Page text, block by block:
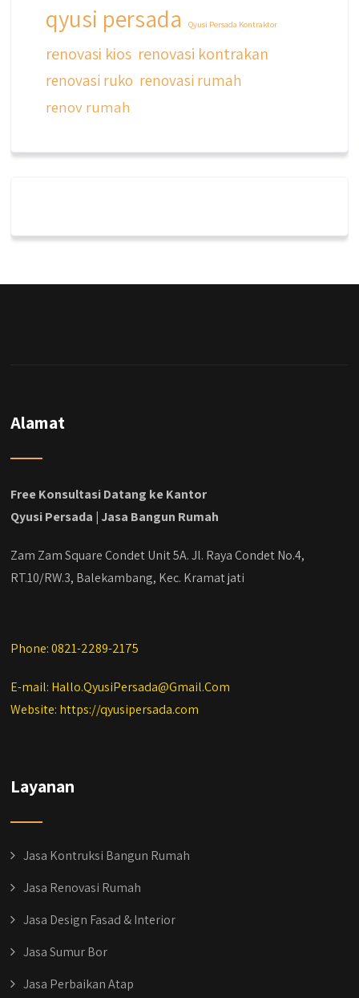
qyusi persada Qyusi Persada Kontraktor
renovasi kios renovasi kontrakan
renovasi ruko renovasi rumah
renov rumah
Alamat
Free Konsultasi Datang ke Kantor
Qyusi Persada | Jasa Bangun Rumah
Zam Zam Square Condet Unit 5A. Jl. Raya Condet No.4,
RT.10/RW.3, Balekambang, Kec. Kramat jati
Phone: 0821-2289-2175
E-mail: Hallo.QyusiPersada@Gmail.Com
Website: https://qyusipersada.com
Layanan
Jasa Kontruksi Bangun Rumah
Jasa Renovasi Rumah
Jasa Design Fasad & Interior
Jasa Sumur Bor
Jasa Perbaikan Atap